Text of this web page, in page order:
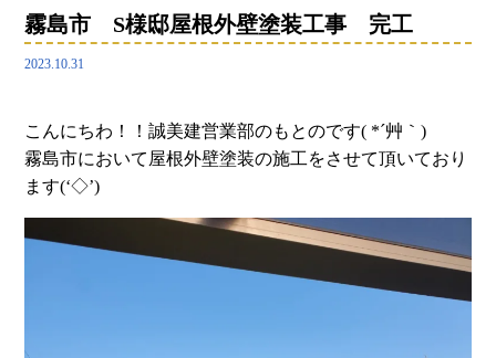
霧島市 S様邸屋根外壁塗装工事 完工
2023.10.31
こんにちわ！！誠美建営業部のもとのです( *´艸｀)
霧島市において屋根外壁塗装の施工をさせて頂いており
ます(‘◇’)ゞ